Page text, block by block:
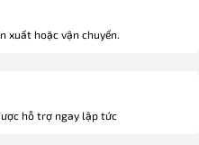
xuất hoặc vận chuyển.
hỗ trợ ngay lập tức